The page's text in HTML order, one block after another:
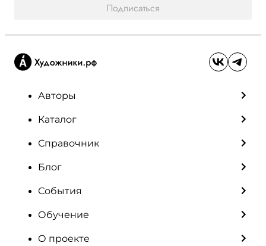
Подписаться
Авторы
Каталог
Справочник
Блог
События
Обучение
О проекте